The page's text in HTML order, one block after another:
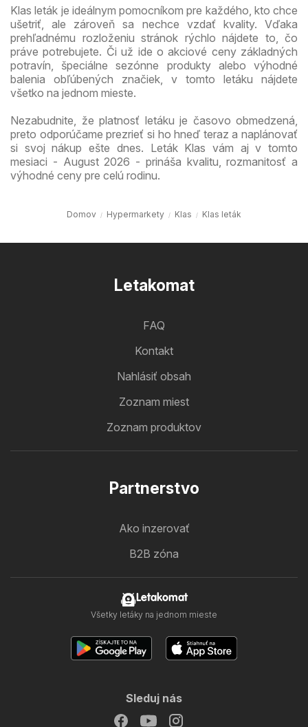
Klas leták je ideálnym pomocníkom pre každého, kto chce
ušetriť, ale zároveň sa nechce vzdať kvality. Vďaka
prehľadnému rozloženiu stránok rýchlo nájdete to, čo
práve potrebujete. Či už ide o akciové ceny základných
potravín, špeciálne sezónne produkty alebo výhodné
balenia obľúbených značiek, v tomto letáku nájdete
všetko na jednom mieste.
Nezabudnite, že platnosť letáku je časovo obmedzená,
preto odporúčame prezrieť si ho hneď teraz a naplánovať
si svoj nákup ešte dnes. Leták Klas vám aj v tomto
mesiaci - August 2026 - prináša kvalitu, rozmanitosť a
výhodné ceny pre celú rodinu.
Domov Hypermarkety Klas Klas leták
Letakomat
FAQ
Kontakt
Nahlásiť obsah
Zoznam miest
Zoznam produktov
Partnerstvo
Ako inzerovať
B2B zóna
Letakomat
Všetky letáky na jednom mieste
Sleduj nás